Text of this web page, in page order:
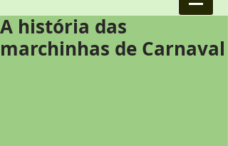
A história das
marchinhas de Carnaval